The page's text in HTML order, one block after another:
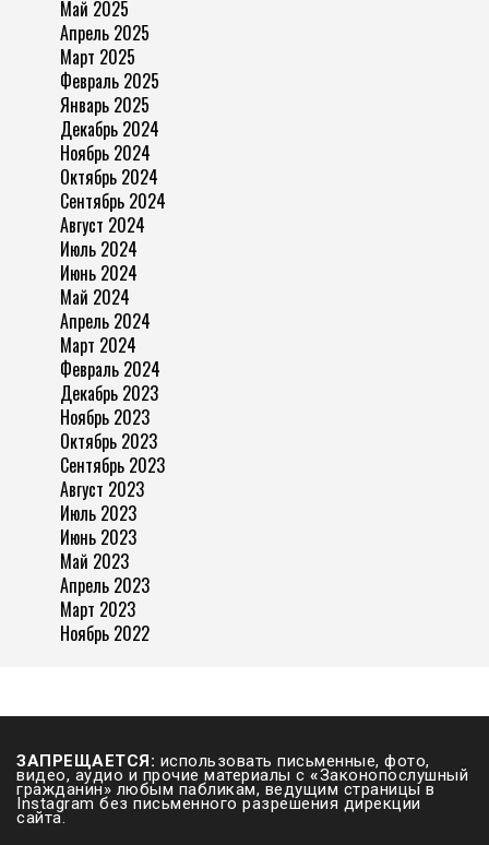
Май 2025
Апрель 2025
Март 2025
Февраль 2025
Январь 2025
Декабрь 2024
Ноябрь 2024
Октябрь 2024
Сентябрь 2024
Август 2024
Июль 2024
Июнь 2024
Май 2024
Апрель 2024
Март 2024
Февраль 2024
Декабрь 2023
Ноябрь 2023
Октябрь 2023
Сентябрь 2023
Август 2023
Июль 2023
Июнь 2023
Май 2023
Апрель 2023
Март 2023
Ноябрь 2022
ЗАПРЕЩАЕТСЯ: использовать письменные, фото,
видео, аудио и прочие материалы с «Законопослушный
гражданин» любым пабликам, ведущим страницы в
Instagram без письменного разрешения дирекции
сайта.